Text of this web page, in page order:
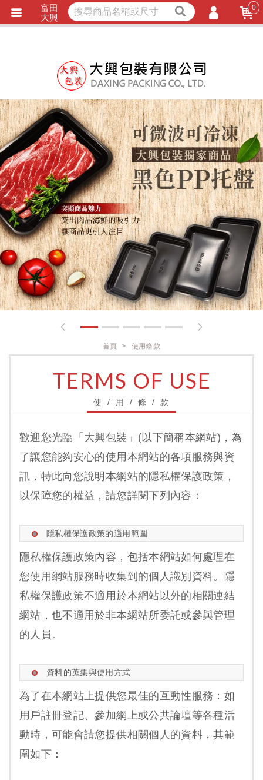
立即詢價 LINE詢問
1 2 3 4 5
首頁 使用條款
TERMS OF USE
使 / 用 / 條 / 款
歡迎您光臨「大興包裝」(以下簡稱本網站)，為
了讓您能夠安心的使用本網站的各項服務與資
訊，特此向您說明本網站的隱私權保護政策，
以保障您的權益，請您詳閱下列內容：
隱私權保護政策的適用範圍
隱私權保護政策內容，包括本網站如何處理在
您使用網站服務時收集到的個人識別資料。隱
私權保護政策不適用於本網站以外的相關連結
網站，也不適用於非本網站所委託或參與管理
的人員。
資料的蒐集與使用方式
為了在本網站上提供您最佳的互動性服務：如
用戶註冊登記、參加網上或公共論壇等各種活
動時，可能會請您提供相關個人的資料，其範
圍如下：
富田
大興
0
會員註冊
忘記密碼
訂單查詢
TRACK LISTING追 / 蹤 / 清 / 單
匯款通知
獨家商品 耐熱內襯